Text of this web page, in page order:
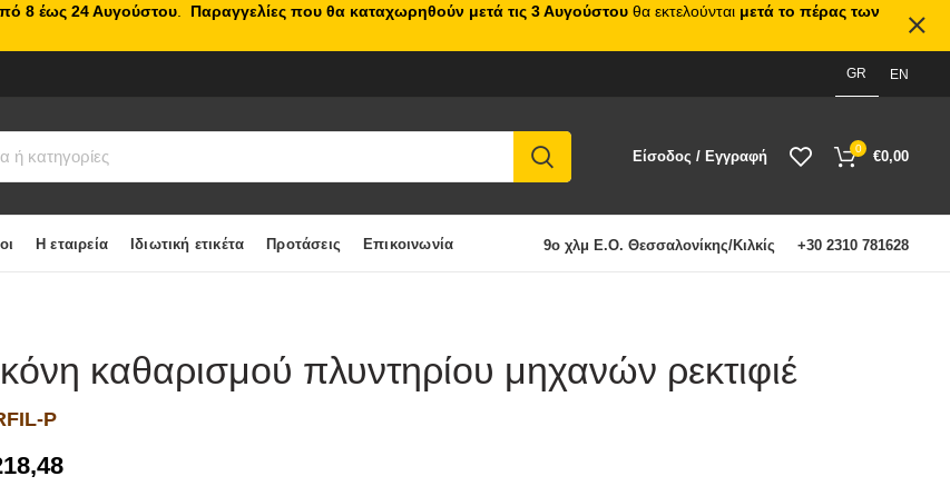
GR EN
Είσοδος / Εγγραφή 0 €0,00
Η εταιρεία Ιδιωτική ετικέτα Προτάσεις Επικοινωνία 9ο χλμ Ε.Ο. Θεσσαλονίκης/Κιλκίς +30 2310 781628
καθαρισμού πλυντηρίου μηχανών ρεκτιφιέ
P
8 έως 24 Αυγούστου Παραγγελίες που θα καταχωρηθούν μετά τις 3 Αυγούστου θα εκτελούνται μετά το πέρας των